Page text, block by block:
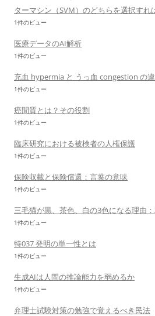
ターマシン（SVM）のどちらを選択すれ
1件のビュー
医療データのAI解析
1件のビュー
充血 hypermia と うっ血 congestion の
1件のビュー
癌間質とは？その役割
1件のビュー
臨床研究における被検者の人権保護
1件のビュー
保険収載と保険償還：言葉の意味
1件のビュー
三毛猫が黒、茶色、白の3色になる理由
1件のビュー
特037 発明の単一性とは
1件のビュー
生成AIは人間の推論能力を弱めるか
1件のビュー
弁理士試験対策の勉強で覚えるべき民法